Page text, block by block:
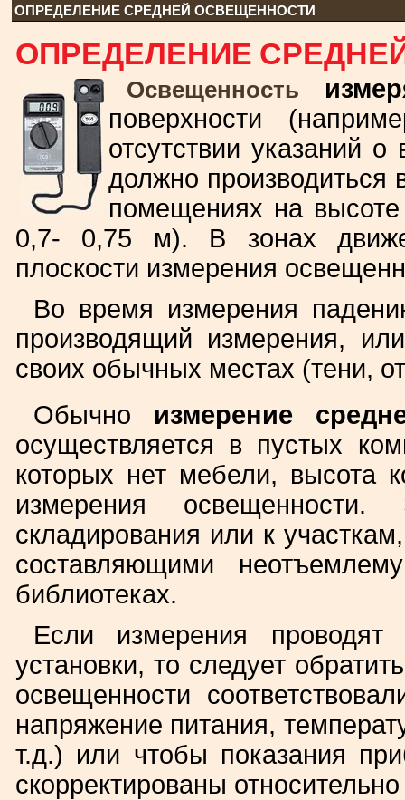
ОПРЕДЕЛЕНИЕ СРЕДНЕЙ ОСВЕЩЕННОСТИ
ОПРЕДЕЛЕНИЕ
Освещенность
поверхности
отсутствии указаний
должно
помещениях на
0,7- 0,75 м). В зонах
плоскости измерения
Во время измерения
производящий измерения,
своих обычных местах (тени,
Обычно измерение
осуществляется в пустых
которых нет мебели, высота
измерения
складирования или к
составляющими
библиотеках.
Если измерения проводят
установки, то следует
освещенности
напряжение питания,
т.д.) или чтобы показания
скорректированы